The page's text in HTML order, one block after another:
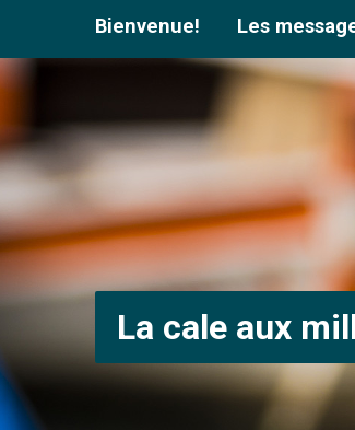
Bienvenue! Les
La cale aux